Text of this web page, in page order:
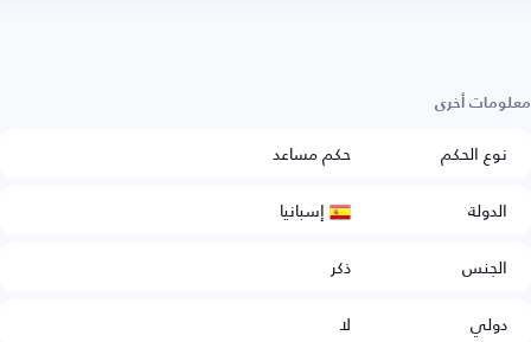
معلومات أخرى
نوع الحكم
حكم مساعد
الدولة
إسبانيا
الجنس
ذكر
دولي
لا